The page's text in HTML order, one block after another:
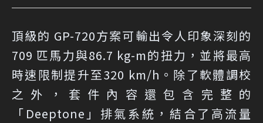
頂級的 GP-720方案可輸出令人印象深刻的
709 匹馬力與86.7 kg-m的扭力，並將最高
時速限制提升至320 km/h。除了軟體調校
之外，套件內容還包含完整的
「Deeptone」排氣系統，結合了高流量